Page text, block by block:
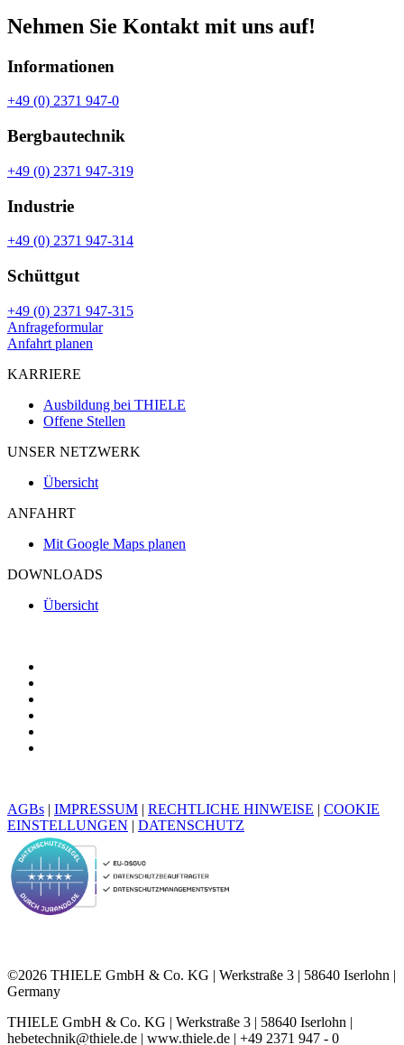
Nehmen Sie Kontakt mit uns auf!
Informationen
+49 (0) 2371 947-0
Bergbautechnik
+49 (0) 2371 947-319
Industrie
+49 (0) 2371 947-314
Schüttgut
+49 (0) 2371 947-315
Anfrageformular
Anfahrt planen
KARRIERE
Ausbildung bei THIELE
Offene Stellen
UNSER NETZWERK
Übersicht
ANFAHRT
Mit Google Maps planen
DOWNLOADS
Übersicht
AGBs | IMPRESSUM | RECHTLICHE HINWEISE | COOKIE
EINSTELLUNGEN | DATENSCHUTZ
©2026 THIELE GmbH & Co. KG | Werkstraße 3 | 58640 Iserlohn |
Germany
THIELE GmbH & Co. KG | Werkstraße 3 | 58640 Iserlohn |
hebetechnik@thiele.de | www.thiele.de | +49 2371 947 - 0